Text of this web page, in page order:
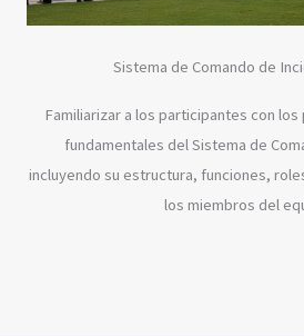
Sistema de Comando de
Familiarizar a los participantes con
fundamentales del Sistema de
incluyendo su estructura, funciones,
los miembros del